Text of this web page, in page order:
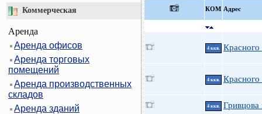
Коммерческая
Аренда
Аренда офисов
Аренда торговых
помещений
Аренда производственных
складов
Аренда зданий
Павловский
Приморский
КOМ Адрес
4 ккв.
4 ккв.
4 ккв. Гривцова